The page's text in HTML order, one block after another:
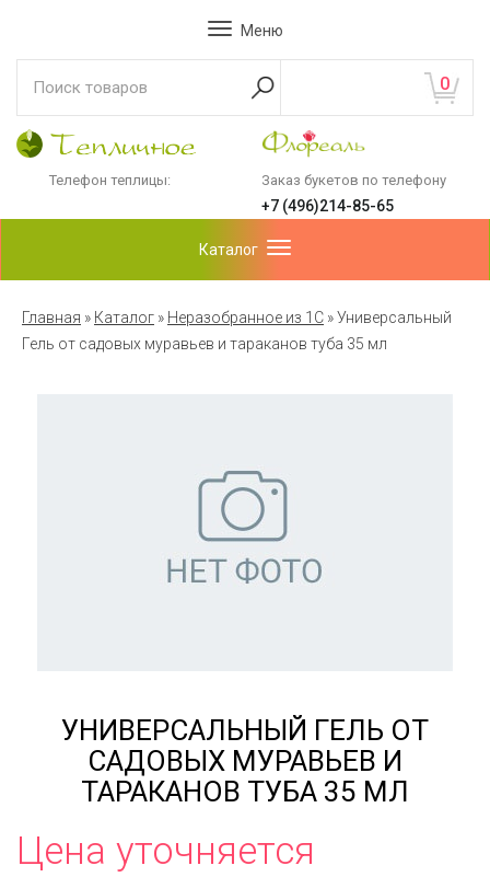
Меню
0
Телефон теплицы: Заказ букетов по телефону
+7 (496)214-85-65
Каталог
Главная » Каталог » Неразобранное из 1С »Универсальный
Гель от садовых муравьев и тараканов туба 35 мл
УНИВЕРСАЛЬНЫЙ ГЕЛЬ ОТ
САДОВЫХ МУРАВЬЕВ И
ТАРАКАНОВ ТУБА 35 МЛ
Цена уточняется